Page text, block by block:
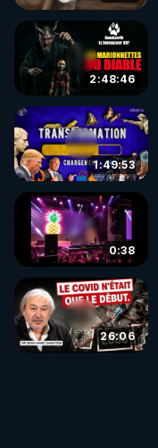
2:48:46
1:49:53
0:38
26:06